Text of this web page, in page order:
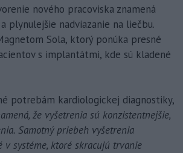
nového pracoviska znamená
plynulejšie nadviazanie na liečbu.
Sola, ktorý ponúka presné
s implantátmi, kde sú kladené
potrebám kardiologickej diagnostiky,
že vyšetrenia sú konzistentnejšie,
Samotný priebeh vyšetrenia
systéme, ktoré skracujú trvanie